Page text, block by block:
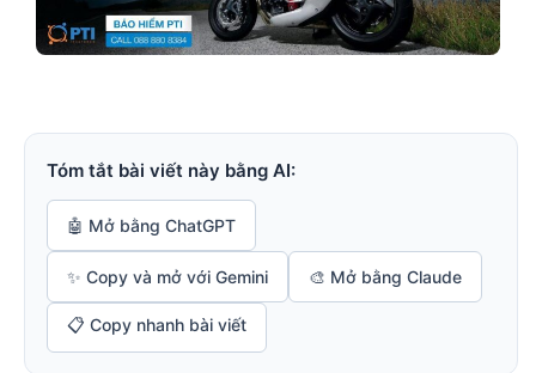
Tóm tắt bài viết này bằng AI:
🤖 Mở bằng ChatGPT
✨ Copy và mở với Gemini 🎨 Mở bằng Claude
📋 Copy nhanh bài viết